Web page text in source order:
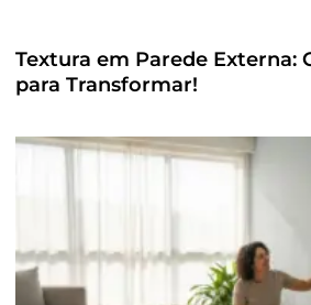
Textura em Parede Externa:
para Transformar!